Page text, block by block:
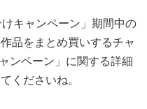
キャンペーン」期間中の
品をまとめ買いするチャ
ンペーン」に関する詳細
くださいね。